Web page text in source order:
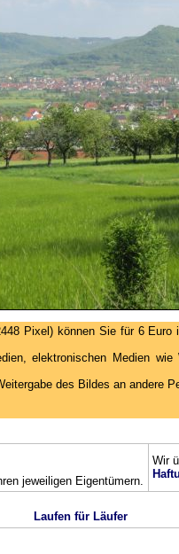
Pixel) können Sie für 6
elektronischen Medien
des Bildes an andere
jeweiligen Eigentümern.
Wir
Laufen für Läufer